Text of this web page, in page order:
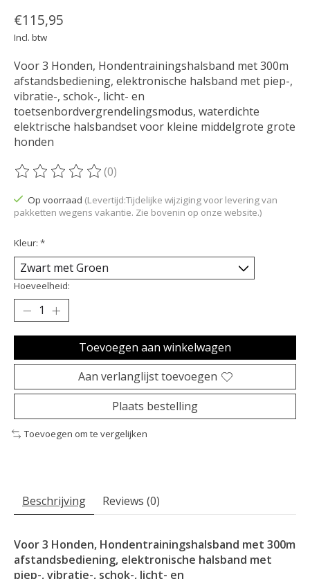
€115,95
Incl. btw
Voor 3 Honden, Hondentrainingshalsband met 300m
afstandsbediening, elektronische halsband met piep-,
vibratie-, schok-, licht- en
toetsenbordvergrendelingsmodus, waterdichte
elektrische halsbandset voor kleine middelgrote grote
honden
De beoordeling van dit product is
(0)
Op voorraad (Levertijd:Tijdelijke wijziging voor levering van
pakketten wegens vakantie. Zie bovenin op onze website.)
Kleur: *
Hoeveelheid:
Toevoegen aan winkelwagen
Aan verlanglijst toevoegen
Plaats bestelling
Toevoegen om te vergelijken
Beschrijving Reviews (0)
Voor 3 Honden, Hondentrainingshalsband met 300m
afstandsbediening, elektronische halsband met
piep-, vibratie-, schok-, licht- en